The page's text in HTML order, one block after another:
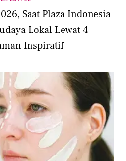
Saat Plaza Indonesia
Lokal Lewat 4
Inspiratif